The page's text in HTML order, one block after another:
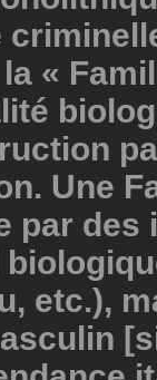
«
Une
par des
etc.),